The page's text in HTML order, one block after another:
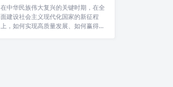
在中华民族伟大复兴的关键时期，在全
面建设社会主义现代化国家的新征程
上，如何实现高质量发展、如何赢得人
真抓实干：成就梦想的基石与力
量之源